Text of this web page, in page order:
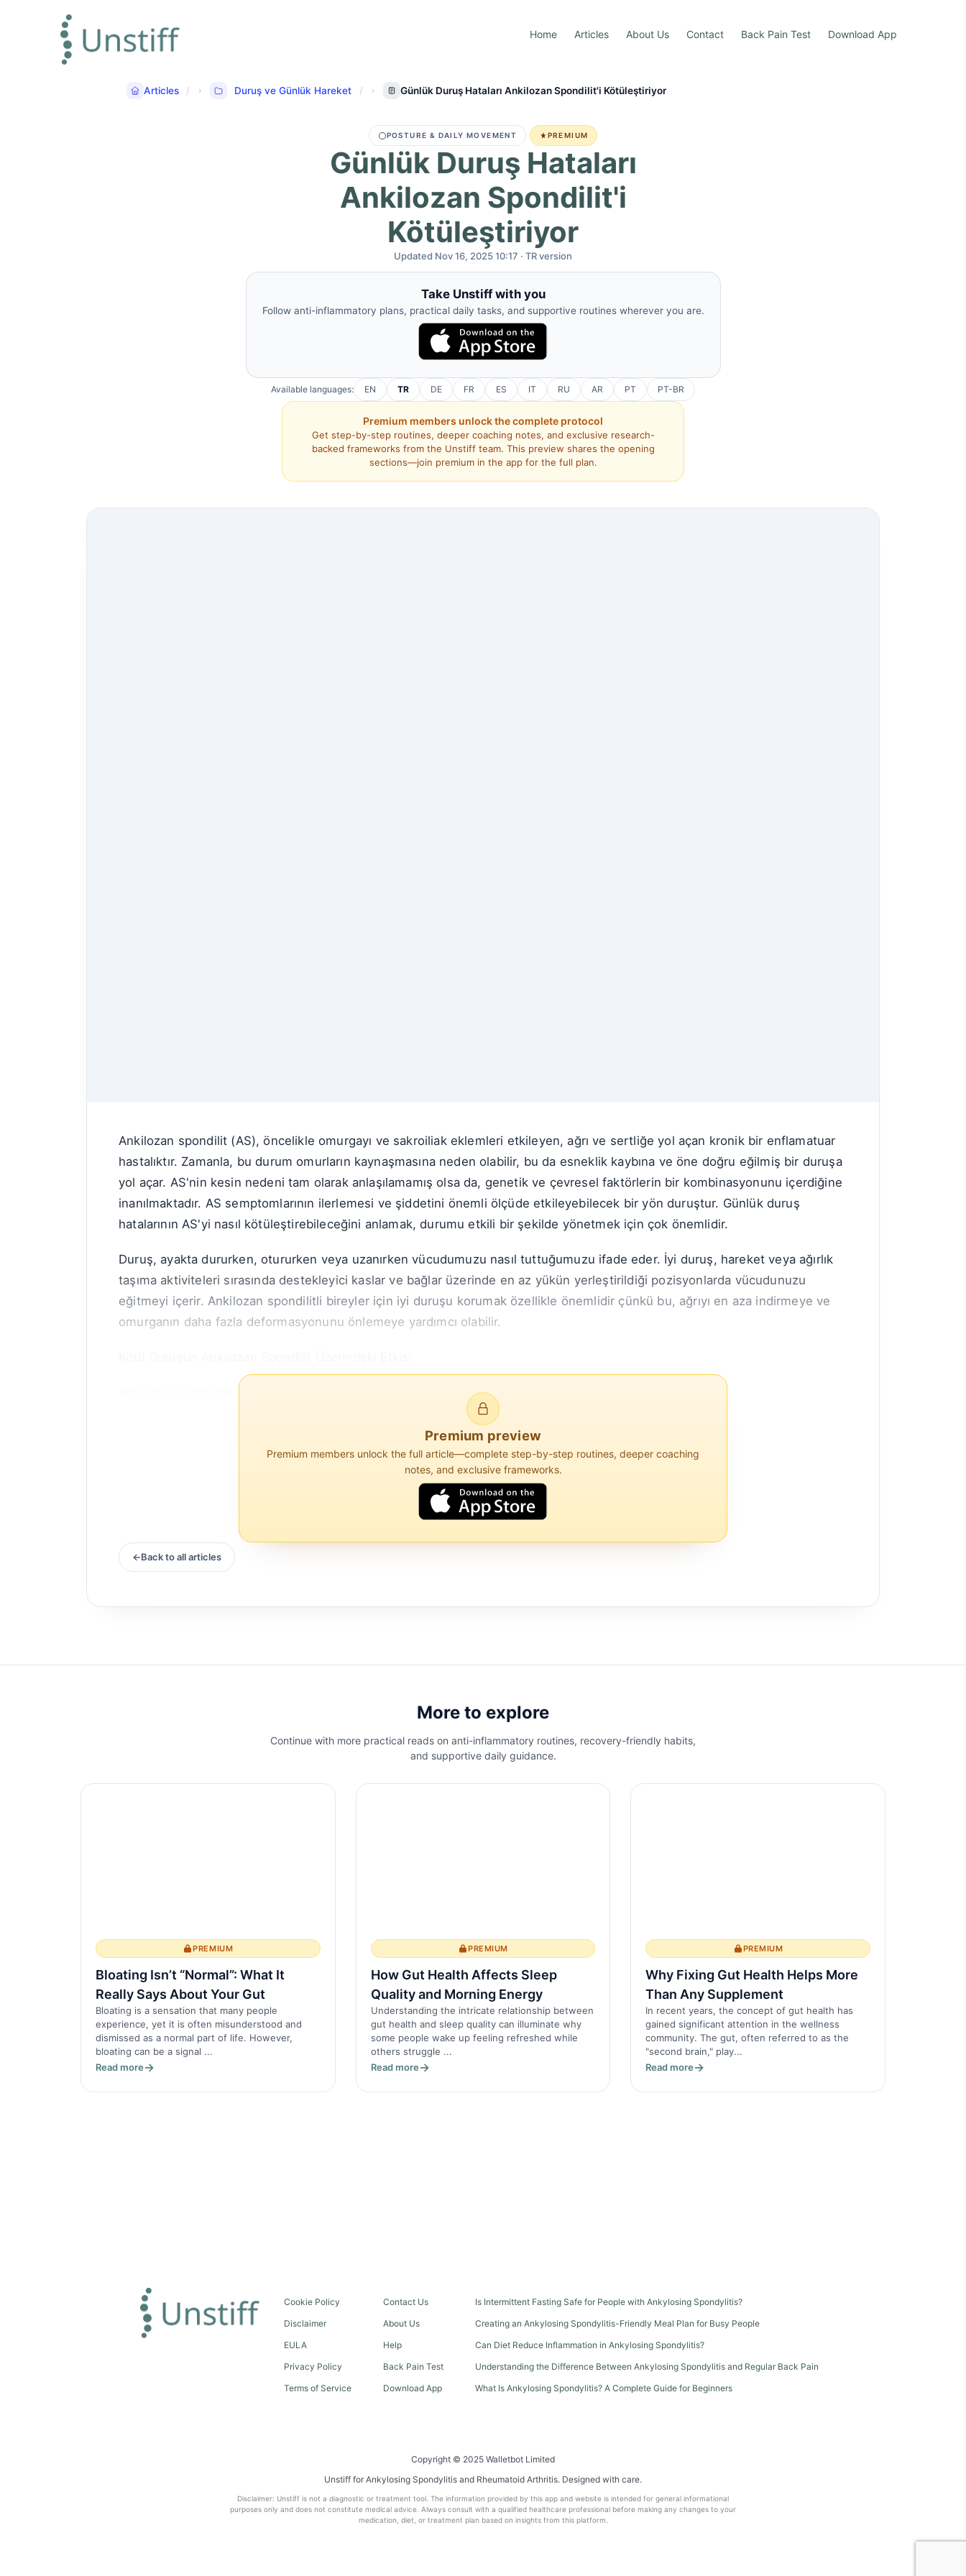
Home Articles About Us Contact Back Pain Test Download App
Articles Duruş ve Günlük Hareket Günlük Duruş Hataları Ankilozan Spondilit'i Kötüleştiriyor
POSTURE & DAILY MOVEMENT PREMIUM
Günlük Duruş Hataları
Ankilozan Spondilit'i
Kötüleştiriyor
Updated Nov 16, 2025 10:17 · TR version
Take Unstiff with you
Follow anti-inflammatory plans, practical daily tasks, and supportive routines wherever you are.
Available languages: EN TR DE FR ES IT RU AR PT PT-BR
Premium members unlock the complete protocol
Get step-by-step routines, deeper coaching notes, and exclusive research-
backed frameworks from the Unstiff team. This preview shares the opening
sections—join premium in the app for the full plan.
Ankilozan spondilit (AS), öncelikle omurgayı ve sakroiliak eklemleri etkileyen, ağrı ve sertliğe yol açan kronik bir enflamatuar
hastalıktır. Zamanla, bu durum omurların kaynaşmasına neden olabilir, bu da esneklik kaybına ve öne doğru eğilmiş bir duruşa
yol açar. AS'nin kesin nedeni tam olarak anlaşılamamış olsa da, genetik ve çevresel faktörlerin bir kombinasyonunu içerdiğine
inanılmaktadır. AS semptomlarının ilerlemesi ve şiddetini önemli ölçüde etkileyebilecek bir yön duruştur. Günlük duruş
hatalarının AS'yi nasıl kötüleştirebileceğini anlamak, durumu etkili bir şekilde yönetmek için çok önemlidir.
Duruş, ayakta dururken, otururken veya uzanırken vücudumuzu nasıl tuttuğumuzu ifade eder. İyi duruş, hareket veya ağırlık
taşıma aktiviteleri sırasında destekleyici kaslar ve bağlar üzerinde en az yükün yerleştirildiği pozisyonlarda vücudunuzu
eğitmeyi içerir. Ankilozan spondilitli bireyler için iyi duruşu korumak özellikle önemlidir çünkü bu, ağrıyı en aza indirmeye ve
omurganın daha fazla deformasyonunu önlemeye yardımcı olabilir.
Kötü duruş, omurga ve çevresindeki kaslar üzerindeki stresi artırarak ankilozan spondilit semptom...
Premium preview
Premium members unlock the full article—complete step-by-step routines, deeper coaching
notes, and exclusive frameworks.
Back to all articles
More to explore
Continue with more practical reads on anti-inflammatory routines, recovery-friendly habits,
and supportive daily guidance.
PREMIUM
Bloating Isn’t “Normal”: What It
Really Says About Your Gut
Bloating is a sensation that many people
experience, yet it is often misunderstood and
dismissed as a normal part of life. However,
bloating can be a signal ...
Read more
PREMIUM
How Gut Health Affects Sleep
Quality and Morning Energy
Understanding the intricate relationship between
gut health and sleep quality can illuminate why
some people wake up feeling refreshed while
others struggle ...
Read more
PREMIUM
Why Fixing Gut Health Helps More
Than Any Supplement
In recent years, the concept of gut health has
gained significant attention in the wellness
community. The gut, often referred to as the
"second brain," play...
Read more
Cookie Policy
Disclaimer
EULA
Privacy Policy
Terms of Service
Contact Us
About Us
Help
Back Pain Test
Download App
Is Intermittent Fasting Safe for People with Ankylosing Spondylitis?
Creating an Ankylosing Spondylitis-Friendly Meal Plan for Busy People
Can Diet Reduce Inflammation in Ankylosing Spondylitis?
Understanding the Difference Between Ankylosing Spondylitis and Regular Back Pain
What Is Ankylosing Spondylitis? A Complete Guide for Beginners
Copyright © 2025 Walletbot Limited
Unstiff for Ankylosing Spondylitis and Rheumatoid Arthritis. Designed with care.
Disclaimer: Unstiff is not a diagnostic or treatment tool. The information provided by this app and website is intended for general informational
purposes only and does not constitute medical advice. Always consult with a qualified healthcare professional before making any changes to your
medication, diet, or treatment plan based on insights from this platform.